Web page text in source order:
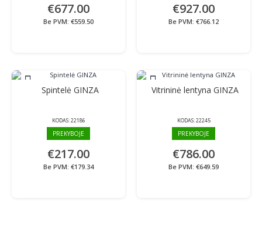
€677.00
Be PVM: €559.50
€927.00
Be PVM: €766.12
Spintelė GINZA
KODAS:22186
PREKYBOJE
€217.00
Be PVM: €179.34
Vitrininė lentyna GINZA
KODAS:22245
PREKYBOJE
€786.00
Be PVM: €649.59